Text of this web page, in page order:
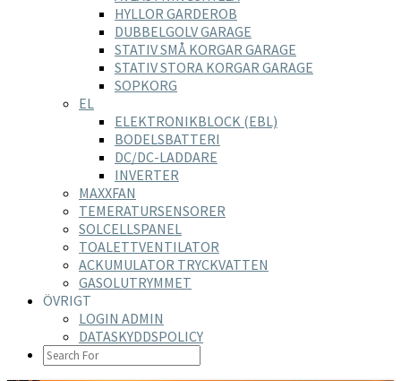
HYLLOR GARDEROB
DUBBELGOLV GARAGE
STATIV SMÅ KORGAR GARAGE
STATIV STORA KORGAR GARAGE
SOPKORG
EL
ELEKTRONIKBLOCK (EBL)
BODELSBATTERI
DC/DC-LADDARE
INVERTER
MAXXFAN
TEMERATURSENSORER
SOLCELLSPANEL
TOALETTVENTILATOR
ACKUMULATOR TRYCKVATTEN
GASOLUTRYMMET
ÖVRIGT
LOGIN ADMIN
DATASKYDDSPOLICY
SEARCH
ICON